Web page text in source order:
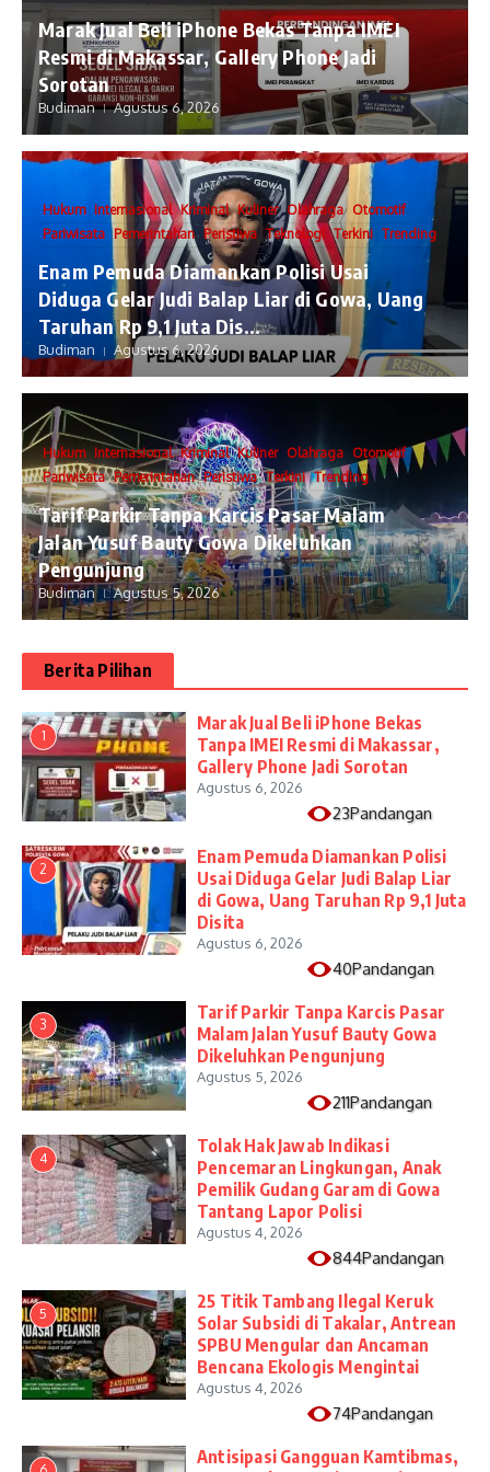
​Marak Jual Beli iPhone Bekas Tanpa IMEI
Resmi di Makassar, Gallery Phone Jadi
Sorotan
Budiman Agustus 6, 2026
Hukum Internasional Kriminal Kuliner Olahraga Otomotif
Pariwisata Pemerintahan Peristiwa Teknologi Terkini Trending
Enam Pemuda Diamankan Polisi Usai
Diduga Gelar Judi Balap Liar di Gowa, Uang
Taruhan Rp 9,1 Juta Dis...
Budiman Agustus 6, 2026
Hukum Internasional Kriminal Kuliner Olahraga Otomotif
Pariwisata Pemerintahan Peristiwa Terkini Trending
Tarif Parkir Tanpa Karcis Pasar Malam
Jalan Yusuf Bauty Gowa Dikeluhkan
Pengunjung
Budiman Agustus 5, 2026
Berita Pilihan
1
​Marak Jual Beli iPhone Bekas
Tanpa IMEI Resmi di Makassar,
Gallery Phone Jadi Sorotan
Agustus 6, 2026
23Pandangan
2
Enam Pemuda Diamankan Polisi
Usai Diduga Gelar Judi Balap Liar
di Gowa, Uang Taruhan Rp 9,1 Juta
Disita
Agustus 6, 2026
40Pandangan
3
Tarif Parkir Tanpa Karcis Pasar
Malam Jalan Yusuf Bauty Gowa
Dikeluhkan Pengunjung
Agustus 5, 2026
211Pandangan
4
Tolak Hak Jawab Indikasi
Pencemaran Lingkungan, Anak
Pemilik Gudang Garam di Gowa
Tantang Lapor Polisi
Agustus 4, 2026
844Pandangan
5
25 Titik Tambang Ilegal Keruk
Solar Subsidi di Takalar, Antrean
SPBU Mengular dan Ancaman
Bencana Ekologis Mengintai
Agustus 4, 2026
74Pandangan
Antisipasi Gangguan Kamtibmas,